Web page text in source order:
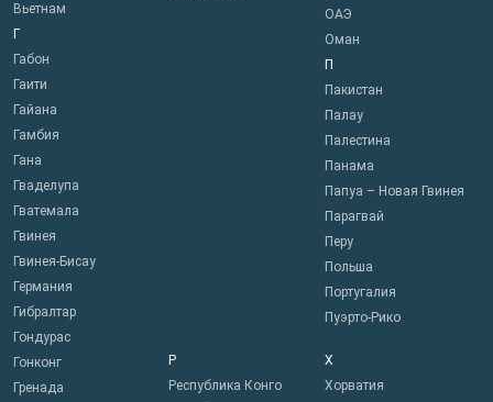
Вьетнам
Г
Габон
Гаити
Гайана
Гамбия
Гана
Гваделупа
Гватемала
Гвинея
Гвинея-Бисау
Германия
Гибралтар
Гондурас
Гонконг
Гренада
ОАЭ
Оман
П
Пакистан
Палау
Палестина
Панама
Папуа – Новая Гвинея
Парагвай
Перу
Польша
Португалия
Пуэрто-Рико
Р
Республика Конго
Х
Хорватия